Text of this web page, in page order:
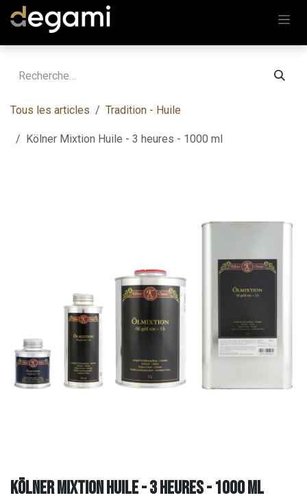
Se rendre au contenu
Tous les articles Tradition - Huile
Kölner Mixtion Huile - 3 heures - 1000 ml
Kölner Mixtion Huile - 3 heures - 1000 ml